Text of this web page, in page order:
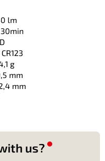
us?
lm
30min
g
mm
mm